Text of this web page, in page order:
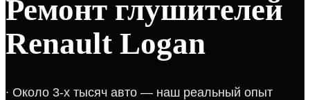
Ремонт глушителей
Renault Logan
​∙​ ​Около 3-х тысяч авто — наш реальный опыт​​​​​​